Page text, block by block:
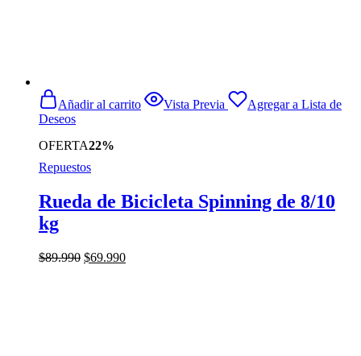
OFERTA22%
Añadir al carrito Vista Previa
Agregar a Lista de
Deseos
Repuestos
Rueda de Bicicleta Spinning de 8/10
kg
$89.990 El
$69.990El